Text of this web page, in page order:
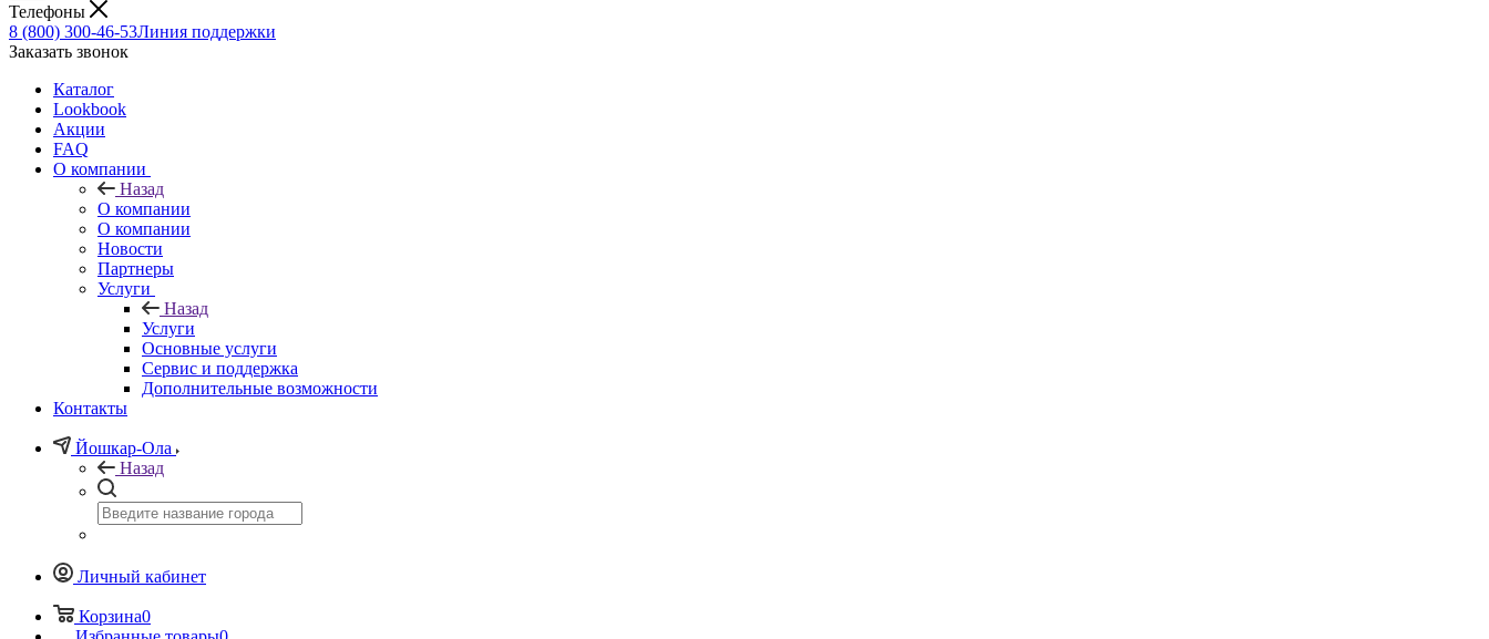
Телефоны
8 (800) 300-46-53Линия поддержки
Заказать звонок
Каталог
Lookbook
Акции
FAQ
О компании
Назад
О компании
О компании
Новости
Партнеры
Услуги
Назад
Услуги
Основные услуги
Сервис и поддержка
Дополнительные возможности
Контакты
Йошкар-Ола
Назад
Личный кабинет
Корзина0